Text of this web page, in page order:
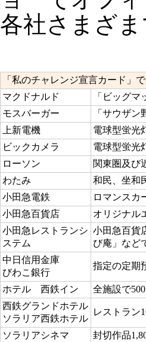
各社さまざ
「私のチャレンジ宣言カード
マクドナルド
「ビッグ
モスバーガー
「サウザ
上新電機
電球型蛍光
ビックカメラ
電球型蛍光
ローソン
関東圏及び
わたみ
和民、坐和
小田急電鉄
ロマンスカ
小田急百貨店
オリジナル
小田急レストランシ
ステム
小田急百貨
び庵」など
中日信用金庫
びわこ銀行
指定の定期
ホテル 西鉄イン
全施設で
西鉄グランドホテル
ソラリア西鉄ホテル
レストラン
ソラリアシネマ 封切作品